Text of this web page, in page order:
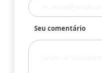
Seu comentário